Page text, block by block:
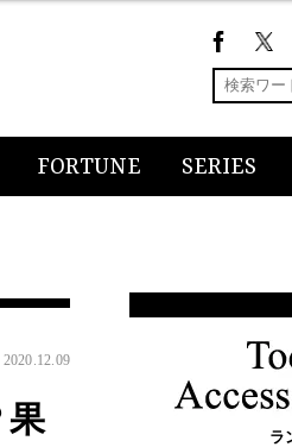
FORTUNE SERIES
2020.12.09
果
ラ